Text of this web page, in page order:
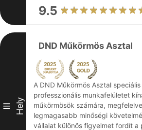
9.5
III Hely
DND Műkörmös Asztal
A DND Műkörmös Asztal
professzionális munkafelületet
műkörmösök számára,
legmagasabb minőségi
vállalat különös figyelmet fordít a